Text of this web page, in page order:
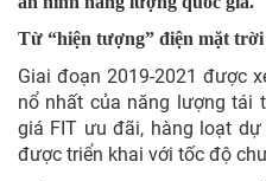
Từ “hiện tượng” điện mặt
Giai đoạn 2019-2021 được
nổ nhất của năng lượng tái
giá FIT ưu đãi, hàng loạt
được triển khai với tốc độ